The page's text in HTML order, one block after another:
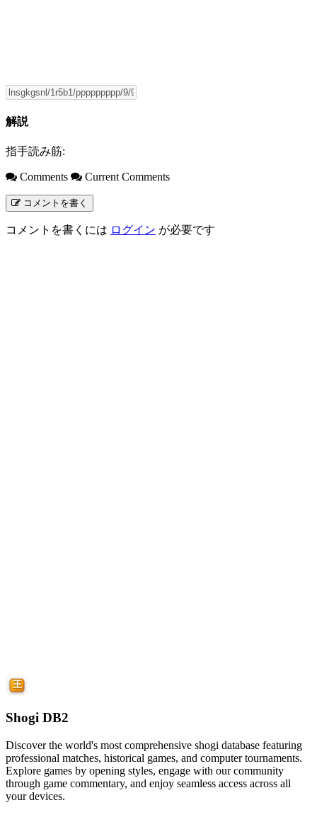
解説
指手読み筋:
Comments Current Comments
コメントを書く
コメントを書くには ログイン が必要です
Shogi DB2
Discover the world's most comprehensive shogi database featuring
professional matches, historical games, and computer tournaments.
Explore games by opening styles, engage with our community
through game commentary, and enjoy seamless access across all
your devices.